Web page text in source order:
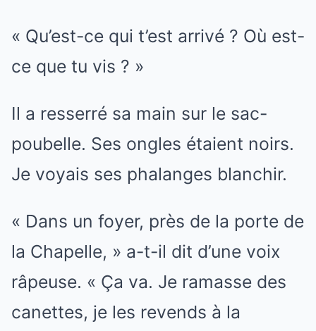
« Qu’est-ce qui t’est arrivé ? Où est-
ce que tu vis ? »
Il a resserré sa main sur le sac-
poubelle. Ses ongles étaient noirs.
Je voyais ses phalanges blanchir.
« Dans un foyer, près de la porte de
la Chapelle, » a-t-il dit d’une voix
râpeuse. « Ça va. Je ramasse des
canettes, je les revends à la